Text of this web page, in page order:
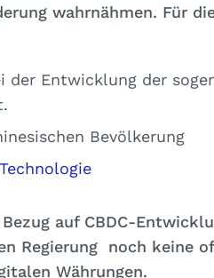
wahrnähmen. Für
der Entwicklung der
Bevölkerung
auf CBDC-
Regierung noch keine
Währungen.